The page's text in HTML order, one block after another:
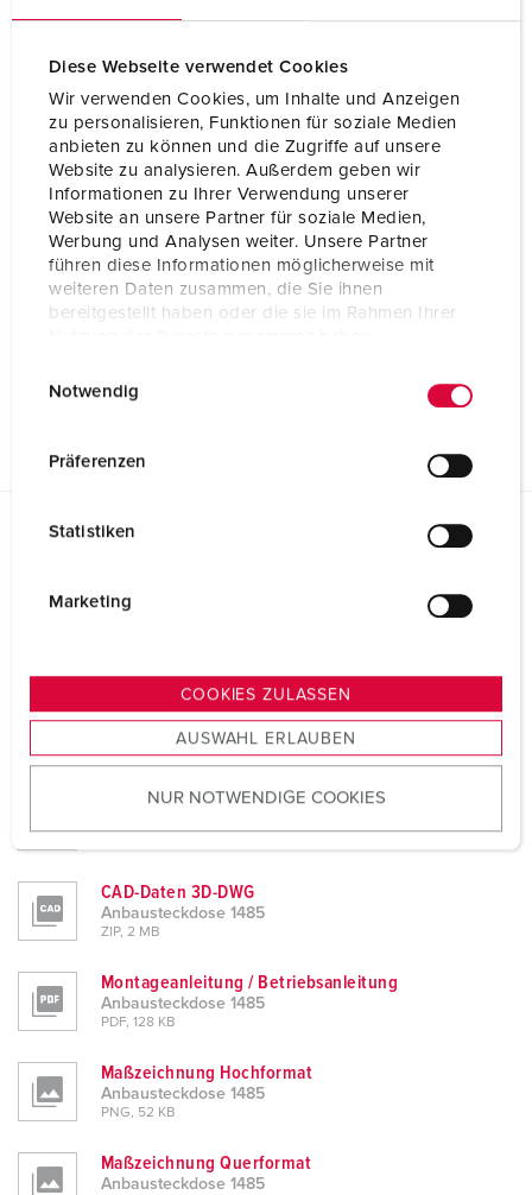
Diese Webseite verwendet Cookies
Wir verwenden Cookies, um Inhalte und Anzeigen
zu personalisieren, Funktionen für soziale Medien
anbieten zu können und die Zugriffe auf unsere
Website zu analysieren. Außerdem geben wir
Informationen zu Ihrer Verwendung unserer
Website an unsere Partner für soziale Medien,
Werbung und Analysen weiter. Unsere Partner
führen diese Informationen möglicherweise mit
weiteren Daten zusammen, die Sie ihnen
bereitgestellt haben oder die sie im Rahmen Ihrer
s
u
w
a
h
Notwendig
Präferenzen
Statistiken
Marketing
COOKIES ZULASSEN
AUSWAHL ERLAUBEN
NUR NOTWENDIGE COOKIES
Konformitätserklärung
Anbausteckdose 1485
PDF, 211 KB
CAD-Daten STP
CAD-Daten 3D-DWG
Anbausteckdose 1485
ZIP, 2 MB
Montageanleitung / Betriebsanleitung
Anbausteckdose 1485
PDF, 128 KB
Maßzeichnung Hochformat
Anbausteckdose 1485
PNG, 52 KB
Maßzeichnung Querformat
Anbausteckdose 1485